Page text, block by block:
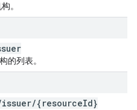
。
的列表。
issuer/{resourceId}